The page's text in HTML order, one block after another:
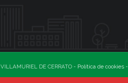
VILLAMURIEL DE CERRATO - Política de cookies-